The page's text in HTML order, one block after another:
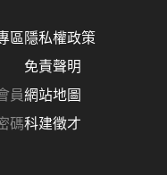
區
員
碼
隱私權政策
免責聲明
網站地圖
科建徵才